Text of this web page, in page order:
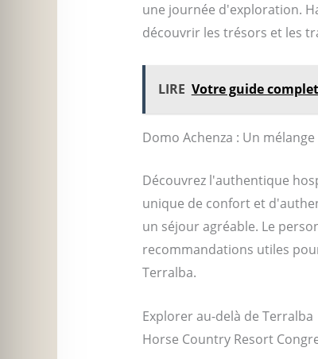
une journée d'exploration.
découvrir les trésors et les
LIRE Votre guide
Domo Achenza : Un
Découvrez l'authentique
unique de confort et
un séjour agréable. Le
recommandations utiles
Terralba.
Explorer au-delà de Terralba
Horse Country Resort